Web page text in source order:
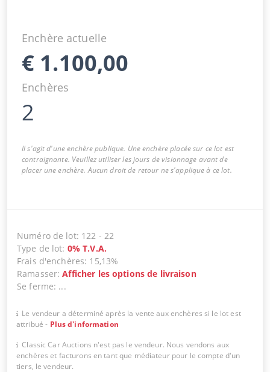
Enchère actuelle
€ 1.100,00
Enchères
2
Il s'agit d'une enchère publique. Une enchère placée sur ce lot est
contraignante. Veuillez utiliser les jours de visionnage avant de
placer une enchère. Aucun droit de retour ne s'applique à ce lot.
Numéro de lot: 122 - 22
Type de lot: 0% T.V.A.
Frais d'enchères: 15,13%
Ramasser:Afficher les options de livraison
Se ferme: ...
Le vendeur a déterminé après la vente aux enchères si le lot est
attribué - Plus d'information
Classic Car Auctions n'est pas le vendeur. Nous vendons aux
enchères et facturons en tant que médiateur pour le compte d'un
tiers, le vendeur.